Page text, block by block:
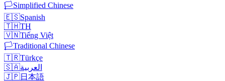
🏳️Simplified Chinese
🇪🇸Spanish
🇹🇭TH
🇻🇳Tiếng Việt
🏳️Traditional Chinese
🇹🇷Türkçe
🇸🇦العربية
🇯🇵日本語